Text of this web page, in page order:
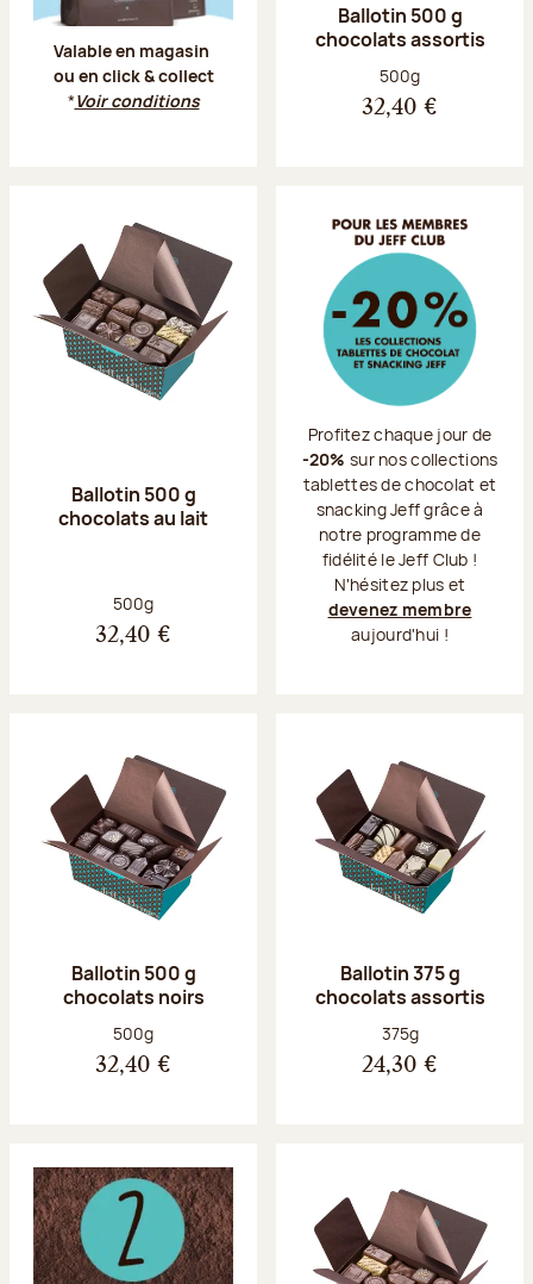
Valable en magasin
ou en click & collect
*Voir conditions
Ballotin 500 g
chocolats assortis
Poids net :
500g
32,40 €
Ballotin 500 g
chocolats au lait
Poids net :
500g
32,40 €
Profitez chaque jour de
-20% sur nos collections
tablettes de chocolat et
snacking Jeff grâce à
notre programme de
fidélité le Jeff Club !
N'hésitez plus et
devenez membre
aujourd'hui !
Ballotin 500 g
chocolats noirs
Poids net :
500g
32,40 €
Ballotin 375 g
chocolats assortis
Poids net :
375g
24,30 €